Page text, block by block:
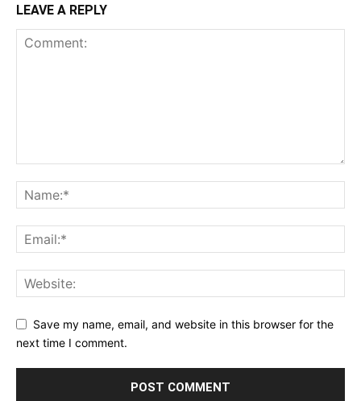
LEAVE A REPLY
Save my name, email, and website in this browser for the
next time I comment.